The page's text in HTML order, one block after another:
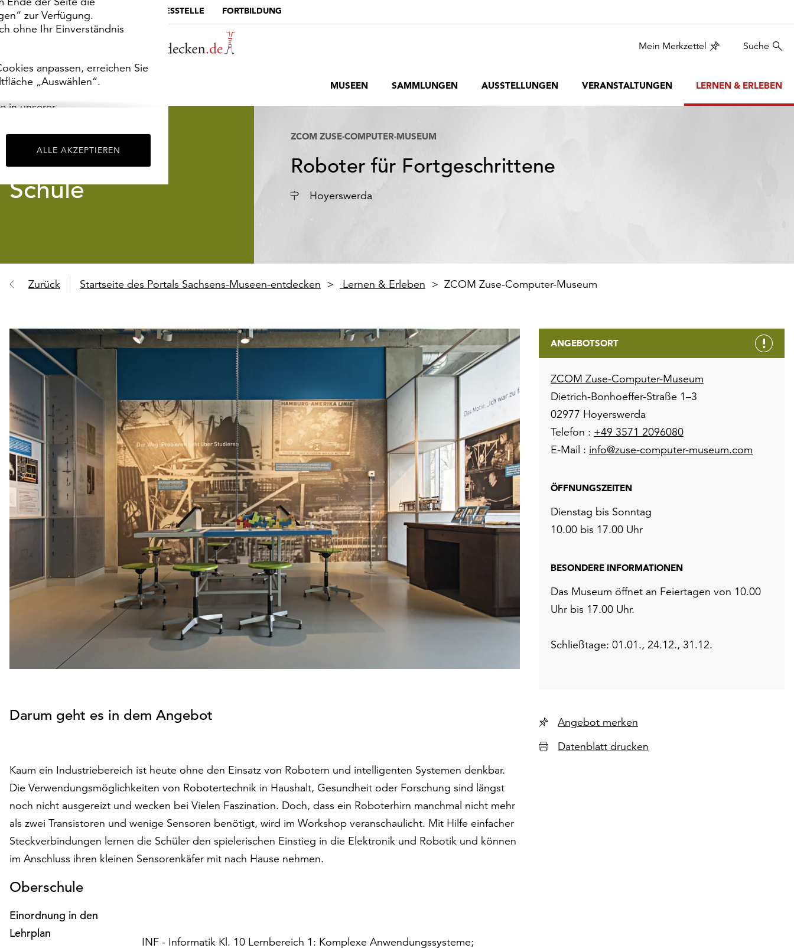
zur Verfügung.
ohne Ihr Einverständnis
anpassen, erreichen Sie
„Auswählen“.
in unserer
ALLE AKZEPTIEREN
MUSEUMSPORTAL DIE LANDESSTELLE FORTBILDUNG
Mein Merkzettel Suche
MUSEEN SAMMLUNGEN AUSSTELLUNGEN VERANSTALTUNGEN LERNEN & ERLEBEN
Schule
ZCOM ZUSE-COMPUTER-MUSEUM
Roboter für Fortgeschrittene
Ort Hoyerswerda
Zurück Startseite des Portals Sachsens-Museen-entdecken Lernen & Erleben ZCOM Zuse-Computer-Museum
Darum geht es in dem Angebot
Kaum ein Industriebereich ist heute ohne den Einsatz von Robotern und intelligenten Systemen denkbar.
Die Verwendungsmöglichkeiten von Robotertechnik in Haushalt, Gesundheit oder Forschung sind längst
noch nicht ausgereizt und wecken bei Vielen Faszination. Doch, dass ein Roboterhirn manchmal nicht mehr
als zwei Transistoren und wenige Sensoren benötigt, wird im Workshop veranschaulicht. Mit Hilfe einfacher
Steckverbindungen lernen die Schüler den spielerischen Einstieg in die Elektronik und Robotik und können
im Anschluss ihren kleinen Sensorenkäfer mit nach Hause nehmen.
Oberschule
Einordnung in den
Lehrplan
INF - Informatik Kl. 10 Lernbereich 1: Komplexe Anwendungssysteme;
ANGEBOTSORT
ZCOM Zuse-Computer-Museum
Dietrich-Bonhoeffer-Straße 1–3
02977 Hoyerswerda
Telefon : +49 3571 2096080
E-Mail : info@zuse-computer-museum.com
ÖFFNUNGSZEITEN
Dienstag bis Sonntag
10.00 bis 17.00 Uhr
BESONDERE INFORMATIONEN
Das Museum öffnet an Feiertagen von 10.00
Uhr bis 17.00 Uhr.
Schließtage: 01.01., 24.12., 31.12.
Angebot merken
Datenblatt drucken